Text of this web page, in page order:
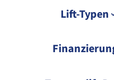
KfW-Förderung
Gebrauchte
Gebrauchten
Treppenlift
Lift-Typen
Übersicht Lift-
Übersicht